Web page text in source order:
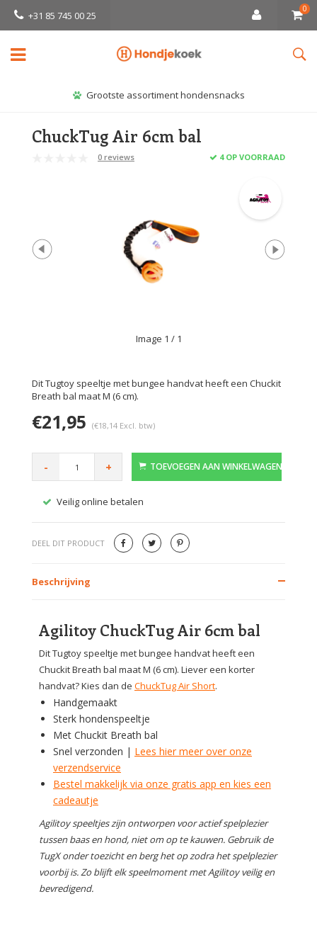
+31 85 745 00 25
0
Grootste assortiment hondensnacks
ChuckTug Air 6cm bal
0 reviews 4 OP VOORRAAD
Image 1 / 1
Dit Tugtoy speeltje met bungee handvat heeft een Chuckit
Breath bal maat M (6 cm).
€21,95 (€18,14 Excl. btw)
- + TOEVOEGEN AAN WINKELWAGEN
Veilig online betalen
DEEL DIT PRODUCT
Beschrijving
Agilitoy ChuckTug Air 6cm bal
Dit Tugtoy speeltje met bungee handvat heeft een
Chuckit Breath bal maat M (6 cm). Liever een korter
handvat? Kies dan de ChuckTug Air Short.
Handgemaakt
Sterk hondenspeeltje
Met Chuckit Breath bal
Snel verzonden | Lees hier meer over onze
verzendservice
Bestel makkelijk via onze gratis app en kies een
cadeautje
Agilitoy speeltjes zijn ontworpen voor actief spelplezier
tussen baas en hond, niet om op te kauwen. Gebruik de
TugX onder toezicht en berg het op zodra het spelplezier
voorbij is. Zo blijft elk speelmoment met Agilitoy veilig en
bevredigend.